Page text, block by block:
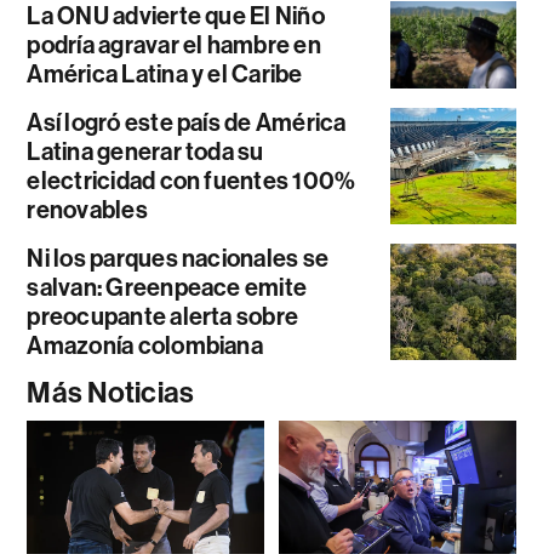
La ONU advierte que El Niño
podría agravar el hambre en
América Latina y el Caribe
Así logró este país de América
Latina generar toda su
electricidad con fuentes 100%
renovables
Ni los parques nacionales se
salvan: Greenpeace emite
preocupante alerta sobre
Amazonía colombiana
Más Noticias